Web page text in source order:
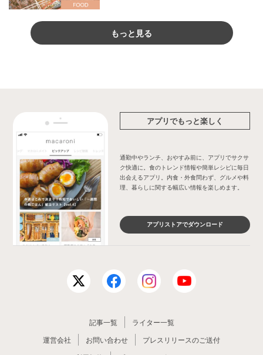
もっと見る
アプリでもっと楽しく
通勤中やランチ、おやすみ前に、アプリでサクサ
ク快適に。食のトレンド情報や簡単レシピに毎日
出会えるアプリ。内食・外食問わず、グルメや料
理、暮らしに関する幅広い情報を楽しめます。
アプリストアでダウンロード
記事一覧
ライター一覧
運営会社
お問い合わせ
プレスリリースのご送付